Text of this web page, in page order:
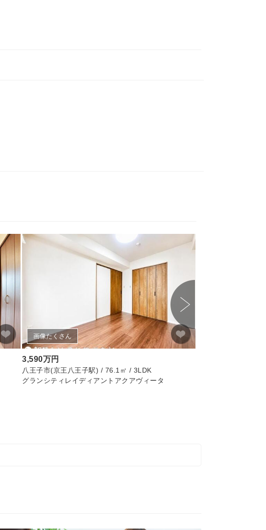
画像たくさん
3,590万円
八王子市(京王八王子駅) / 76.1㎡ / 3LDK
グランシティレイディアントアクアヴィータ